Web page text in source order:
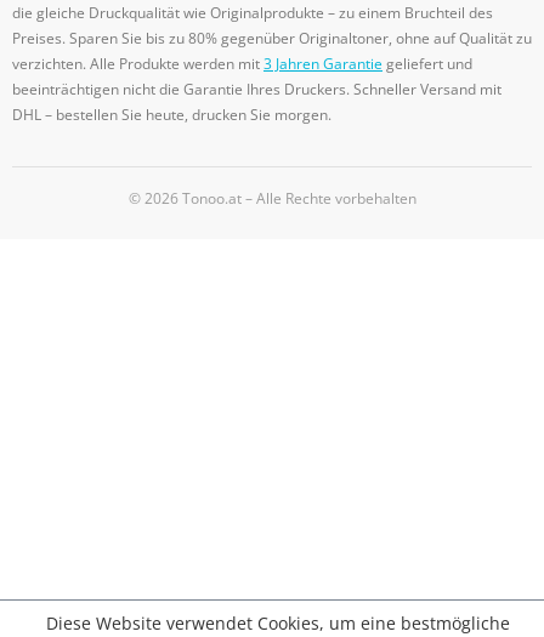
die gleiche Druckqualität wie Originalprodukte – zu einem Bruchteil des
Preises. Sparen Sie bis zu 80% gegenüber Originaltoner, ohne auf Qualität zu
verzichten. Alle Produkte werden mit3 Jahren Garantiegeliefert und
beeinträchtigen nicht die Garantie Ihres Druckers. Schneller Versand mit
DHL – bestellen Sie heute, drucken Sie morgen.
© 2026 Tonoo.at – Alle Rechte vorbehalten
Diese Website verwendet Cookies, um eine bestmögliche